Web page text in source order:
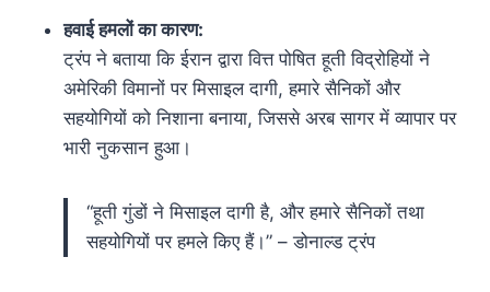
हवाई हमलों का कारण:
ट्रंप ने बताया कि ईरान द्वारा वित्त पोषित हूती विद्रोहियों ने
अमेरिकी विमानों पर मिसाइल दागी, हमारे सैनिकों और
सहयोगियों को निशाना बनाया, जिससे अरब सागर में व्यापार पर
भारी नुकसान हुआ।
“हूती गुंडों ने मिसाइल दागी है, और हमारे सैनिकों तथा
सहयोगियों पर हमले किए हैं।” – डोनाल्ड ट्रंप